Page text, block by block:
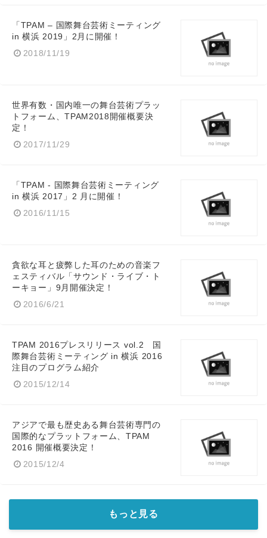
「TPAM – 国際舞台芸術ミーティング
in 横浜 2019」2月に開催！
2018/11/19
世界有数・国内唯一の舞台芸術プラッ
トフォーム、TPAM2018開催概要決
定！
2017/11/29
「TPAM - 国際舞台芸術ミーティング
in 横浜 2017」2 月に開催！
2016/11/15
貪欲な耳と疲弊した耳のための音楽フ
ェスティバル「サウンド・ライブ・ト
ーキョー」9月開催決定！
2016/6/21
TPAM 2016プレスリリース vol.2 国
際舞台芸術ミーティング in 横浜 2016
注目のプログラム紹介
2015/12/14
アジアで最も歴史ある舞台芸術専門の
国際的なプラットフォーム、TPAM
2016 開催概要決定！
2015/12/4
もっと見る